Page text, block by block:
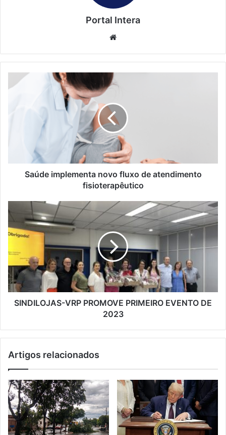
Portal Intera
Saúde implementa novo fluxo de atendimento
fisioterapêutico
SINDILOJAS-VRP PROMOVE PRIMEIRO EVENTO DE
2023
Artigos relacionados